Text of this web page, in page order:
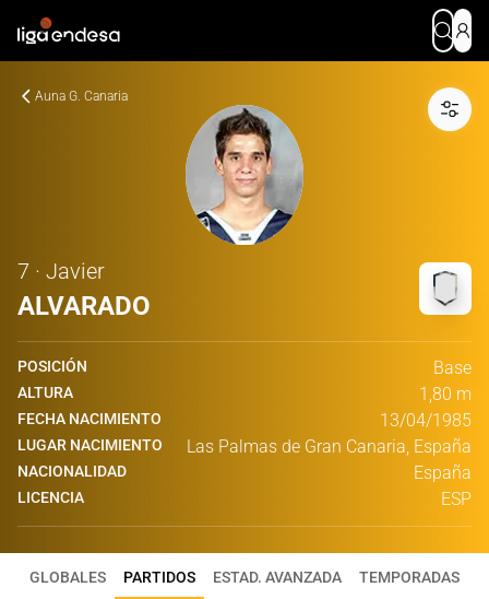
Auna G. Canaria
7 · Javier
ALVARADO
POSICIÓN Base
ALTURA 1,80 m
FECHA NACIMIENTO 13/04/1985
LUGAR NACIMIENTO Las Palmas de Gran Canaria, España
NACIONALIDAD España
LICENCIA ESP
GLOBALES PARTIDOS ESTAD. AVANZADA TEMPORADAS